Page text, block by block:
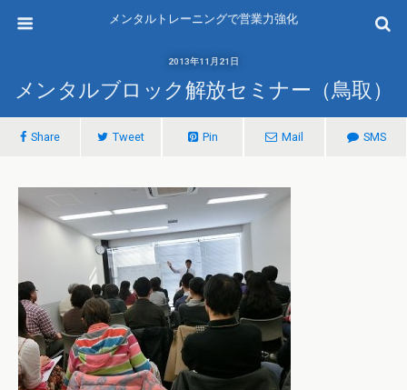
メンタルトレーニングで営業力強化
2013年11月21日
メンタルブロック解放セミナー（鳥取）
Share Tweet Pin Mail SMS